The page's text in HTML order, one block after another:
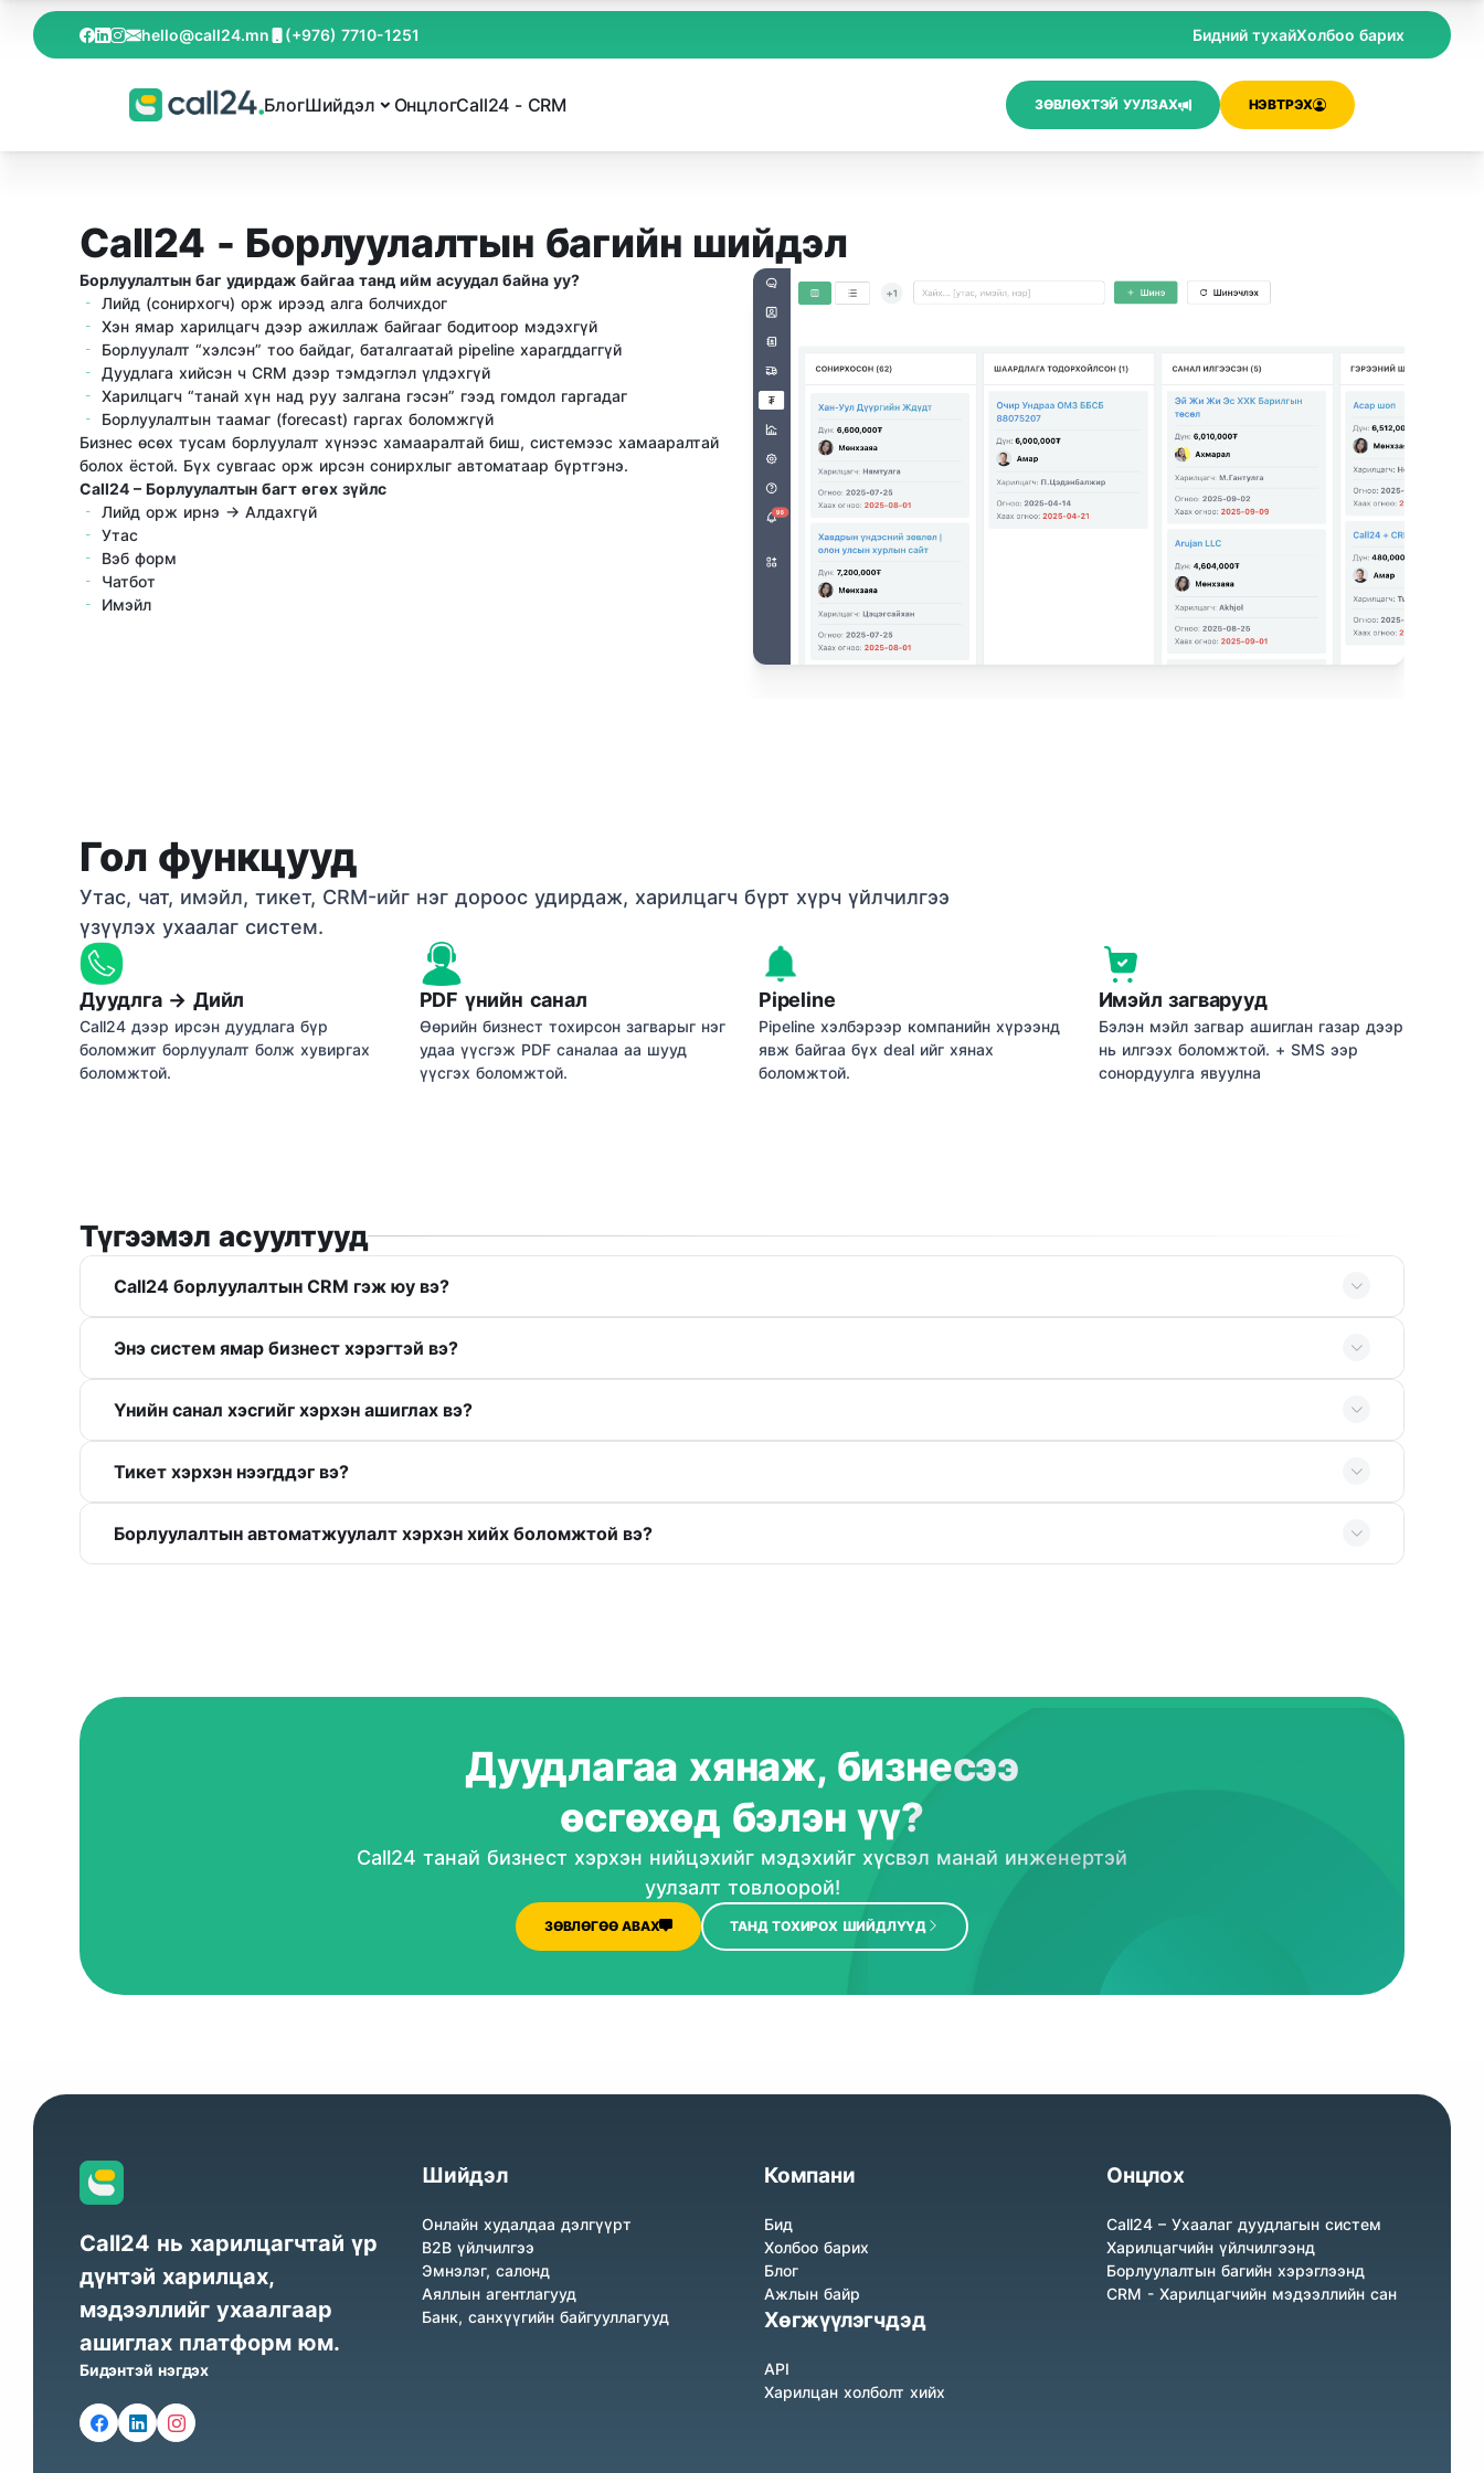
hello@call24.mn (+976) 7710-1251 Бидний тухайХолбоо барих
БлогШийдэл ОнцлогCall24 - CRM ЗӨВЛӨХТЭЙ УУЛЗАХ НЭВТРЭХ
Call24 - Борлуулалтын багийн шийдэл
Борлуулалтын баг удирдаж байгаа танд ийм асуудал байна уу?
Лийд (сонирхогч) орж ирээд алга болчихдог
Хэн ямар харилцагч дээр ажиллаж байгааг бодитоор мэдэхгүй
Борлуулалт “хэлсэн” тоо байдаг, баталгаатай pipeline харагддаггүй
Дуудлага хийсэн ч CRM дээр тэмдэглэл үлдэхгүй
Харилцагч “танай хүн над руу залгана гэсэн” гээд гомдол гаргадаг
Борлуулалтын таамаг (forecast) гаргах боломжгүй
Бизнес өсөх тусам борлуулалт хүнээс хамааралтай биш, системээс хамааралтай
болох ёстой. Бүх сувгаас орж ирсэн сонирхлыг автоматаар бүртгэнэ.
Call24 – Борлуулалтын багт өгөх зүйлс
Лийд орж ирнэ → Алдахгүй
Утас
Вэб форм
Чатбот
Имэйл
Гол функцууд
Утас, чат, имэйл, тикет, CRM-ийг нэг дороос удирдаж, харилцагч бүрт хүрч үйлчилгээ
үзүүлэх ухаалаг систем.
Дуудлга → Дийл
Call24 дээр ирсэн дуудлага бүр
боломжит борлуулалт болж хувиргах
боломжтой.
PDF үнийн санал
Өөрийн бизнест тохирсон загварыг нэг
удаа үүсгэж PDF саналаа аа шууд
үүсгэх боломжтой.
Pipeline
Pipeline хэлбэрээр компанийн хүрээнд
явж байгаа бүх deal ийг хянах
боломжтой.
Имэйл загварууд
Бэлэн мэйл загвар ашиглан газар дээр
нь илгээх боломжтой. + SMS ээр
сонордуулга явуулна
Түгээмэл асуултууд
Call24 борлуулалтын CRM гэж юу вэ?
Энэ систем ямар бизнест хэрэгтэй вэ?
Үнийн санал хэсгийг хэрхэн ашиглах вэ?
Тикет хэрхэн нээгддэг вэ?
Борлуулалтын автоматжуулалт хэрхэн хийх боломжтой вэ?
Дуудлагаа хянаж, бизнесээ
өсгөхөд бэлэн үү?
Call24 танай бизнест хэрхэн нийцэхийг мэдэхийг хүсвэл манай инженертэй
уулзалт товлоорой!
ЗӨВЛӨГӨӨ АВАХ ТАНД ТОХИРОХ ШИЙДЛҮҮД
Call24 нь харилцагчтай үр
дүнтэй харилцах,
мэдээллийг ухаалгаар
ашиглах платформ юм.
Бидэнтэй нэгдэх
Шийдэл
Онлайн худалдаа дэлгүүрт
B2B үйлчилгээ
Эмнэлэг, салонд
Аяллын агентлагууд
Банк, санхүүгийн байгууллагууд
Компани
Бид
Холбоо барих
Блог
Ажлын байр
Хөгжүүлэгчдэд
API
Харилцан холболт хийх
Онцлох
Call24 – Ухаалаг дуудлагын систем
Харилцагчийн үйлчилгээнд
Борлуулалтын багийн хэрэглээнд
CRM - Харилцагчийн мэдээллийн сан